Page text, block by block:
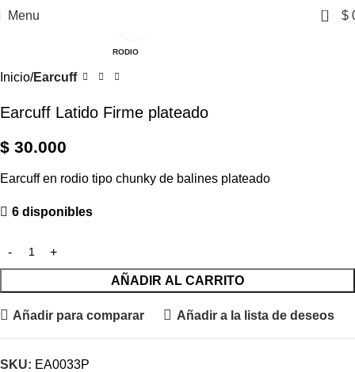
Menu 0 $
RODIO
Inicio Earcuff
Earcuff Latido Firme plateado
$ 30.000
Earcuff en rodio tipo chunky de balines plateado
6 disponibles
AÑADIR AL CARRITO
Añadir para comparar Añadir a la lista de deseos
SKU: EA0033P